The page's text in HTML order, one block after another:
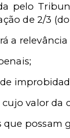
pelo
de 2/3
a
de
cujo valor da
que possam